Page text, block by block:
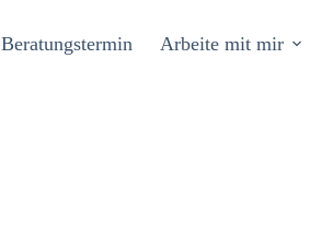
Beratungstermin Arbeite mit mir